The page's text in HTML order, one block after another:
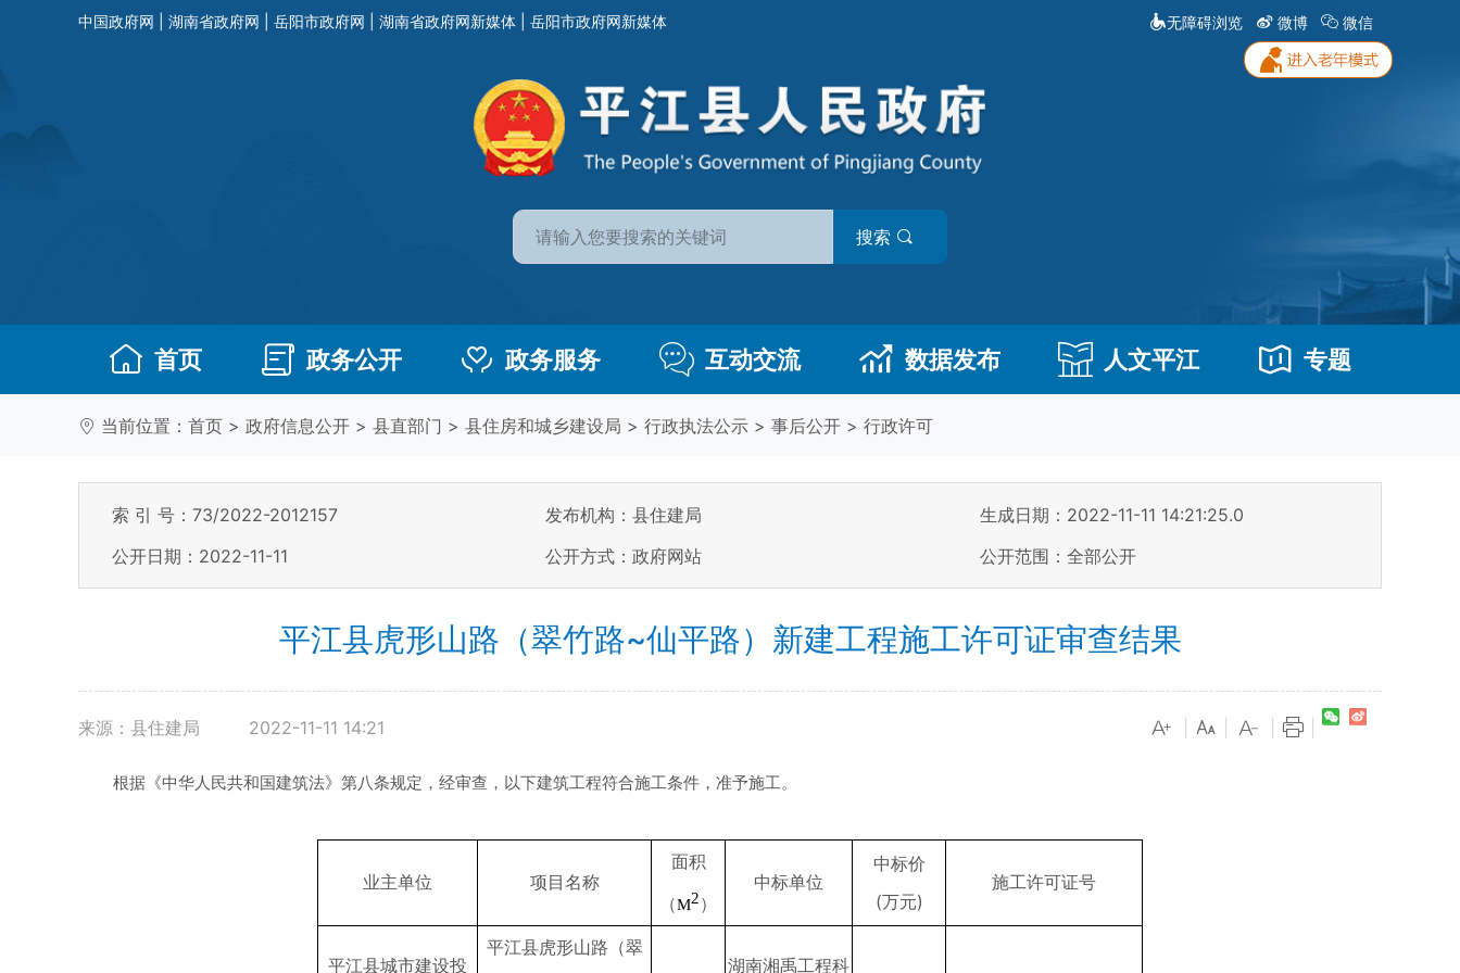
中国政府网 湖南省政府网 岳阳市政府网 湖南省政府网新媒体 岳阳市政府网新媒体 无障碍浏览 微博 微信
搜索
首页 政务公开 政务服务 互动交流 数据发布 人文平江 专题
当前位置： 首页 > 政府信息公开 > 县直部门 > 县住房和城乡建设局 > 行政执法公示 > 事后公开 > 行政许可
索 引 号：73/2022-2012157 发布机构：县住建局
生成日期：2022-11-11 14:21:25.0
公开日期：2022-11-11
公开方式：政府网站 公开范围：全部公开
平江县虎形山路（翠竹路~仙平路）新建工程施工许可证审查结果
来源：县住建局 2022-11-11 14:21
根据《中华人民共和国建筑法》第八条规定，经审查，以下建筑工程符合施工条件，准予施工。
业主单位 项目名称
面积
（M2）
中标单位
中标价
(万元)
施工许可证号
平江县城市建设投
平江县虎形山路（翠
湖南湘禹工程科